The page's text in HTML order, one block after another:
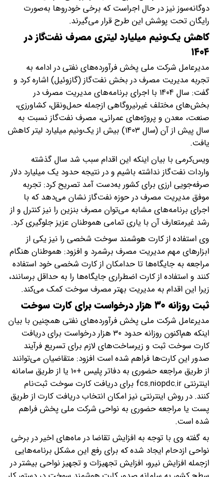
دوگانه‌سوز نیز در حال اجراست که برخی خودروها به‌صورت
رایگان تحت پوشش این طرح قرار می‌گیرند.
کاهش یک‌ونیم میلیارد لیتری مصرف نفت‌گاز در
۱۴۰۴
مدیرعامل شرکت ملی پخش فرآورده‌های نفتی در ادامه به
تجربه مدیریت مصرف در بخش نفت‌گاز (گازوئیل) اشاره کرد و
گفت: سال ۱۴۰۴ با اجرای برنامه‌های مدیریت مصرف در
بخش‌های مختلف غیرنیروگاهی ازجمله حمل‌ونقل، کشاورزی،
صنعت، معدن و پروژه‌های عمرانی، مصرف نفت‌گاز نسبت به
سال پیش از آن (سال ۱۴۰۳) بیش از یک‌ونیم میلیارد لیتر کاهش
یافت.
ویس‌کرمی با بیان اینکه این اقدام سبب شد سال گذشته
واردات نفت‌گاز نداشته باشیم و در نتیجه حدود یک میلیارد دلار
صرفه‌جویی ارزی برای کشور به‌دست آمد تصریح کرد: تجربه
موفق مدیریت مصرف در حوزه نفت‌گاز نشان می‌دهد که با
اجرای برنامه‌های مشابه می‌توان مصرف بنزین را نیز کنترل و از
رشد غیرمتعارف آن با یاری تمامی هموطنان عزیز جلوگیری کرد.
وی استفاده از کارت هوشمند سوخت شخصی را نیز یکی از
ابزارهای مهم مدیریت مصرف برشمرد و افزود: هموطنان هنگام
مراجعه به جایگاه‌ها تا حدامکان از کارت شخصی خود استفاده
کنند و استفاده از کارت اضطراری جایگاه‌ها را به حداقل برسانند،
زیرا این اقدام به مدیریت بهتر مصرف سوخت کمک می‌کند.
ثبت روزانه ۳۰ هزار درخواست برای کارت سوخت
مدیرعامل شرکت ملی پخش فرآورده‌های نفتی همچنین با بیان
اینکه هم‌اکنون روزانه حدود ۳۰ هزار درخواست برای دریافت
کارت سوخت ثبت و زیرساخت‌های لازم برای تسریع فرآیند
صدور این کارت‌ها فراهم شده است افزود: متقاضیان می‌توانند
از طریق مراجعه حضوری به دفاتر پلیس +۱۰ یا از طریق سامانه
اینترنتی fcs.niopdc.ir برای دریافت کارت سوخت ثبت‌نام
کنند. در روش اینترنتی نیز امکان انتخاب دریافت کارت از طریق
پست یا مراجعه حضوری به نواحی شرکت ملی پخش فراهم
شده است.
به گفته وی با توجه به افزایش تقاضا در ماه‌های اخیر در برخی
نواحی ازدحام ایجاد شده که برای رفع این مشکل برنامه‌هایی
ازجمله افزایش نیرو، افزایش تجهیزات و تجهیز نواحی بیشتر در